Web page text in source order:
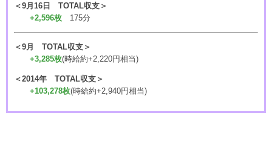
＜9月16日 TOTAL収支＞
+2,596枚 175分
＜9月 TOTAL収支＞
+3,285枚(時給約+2,220円相当)
＜2014年 TOTAL収支＞
+103,278枚(時給約+2,940円相当)